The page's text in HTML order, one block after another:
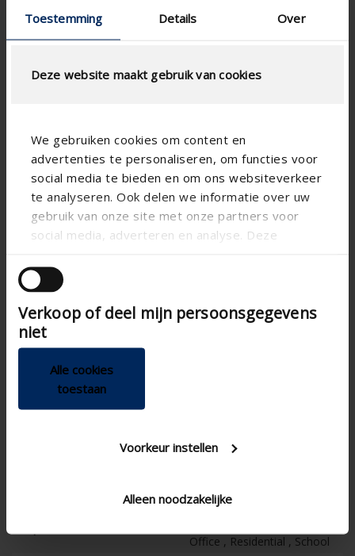
Toestemming Details Over
Deze website maakt gebruik van cookies
We gebruiken cookies om content en
advertenties te personaliseren, om functies voor
social media te bieden en om ons websiteverkeer
te analyseren. Ook delen we informatie over uw
gebruik van onze site met onze partners voor
social media, adverteren en analyse. Deze
andere informatie die u aan ze heeft verstrekt of
die ze hebben verzameld op basis van uw gebruik
van hun services.
Verkoop of deel mijn persoonsgegevens
niet
Alle cookies
toestaan
Voorkeur instellen
Alleen noodzakelijke
Especificación técnica
Alineación
Vertical
Aprobado por CE
Opciones de control de
protección solar
Profundidad armario (mm)
in front of window
Office , Residential , School